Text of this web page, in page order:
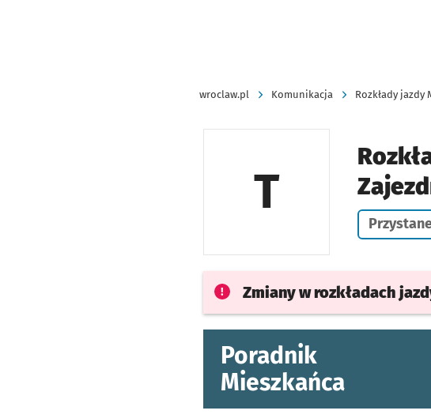
wroclaw.pl Komunikacja Rozkłady jazdy
T
Zmiany w rozkładach
Poradnik
Mieszkańca